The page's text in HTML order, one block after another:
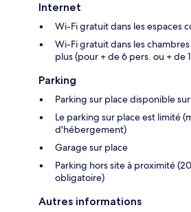
Internet
Wi-Fi gratuit dans les espaces
Wi-Fi gratuit dans les
plus (pour + de 6 pers. ou + de
Parking
Parking sur place disponible
Le parking sur place est limité
d'hébergement)
Garage sur place
Parking hors site à proximité
obligatoire)
Autres informations